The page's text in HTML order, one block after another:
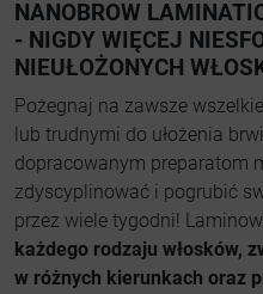
NANOBROW
- NIGDY WIĘCEJ
NIEUŁOŻONYCH
Pożegnaj na zawsze
lub trudnymi do ułożenia
dopracowanym preparatom
zdyscyplinować i pogrubić
przez wiele tygodni!
każdego rodzaju włosków,
w różnych kierunkach oraz